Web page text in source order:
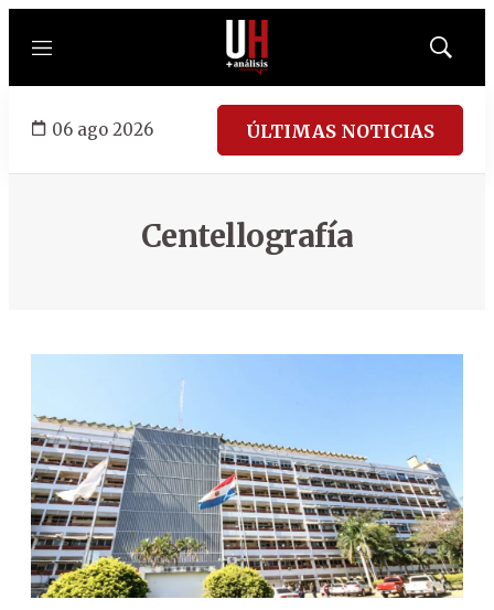
Menú
Mostrar
06 ago 2026 ÚLTIMAS NOTICIAS
Centellografía